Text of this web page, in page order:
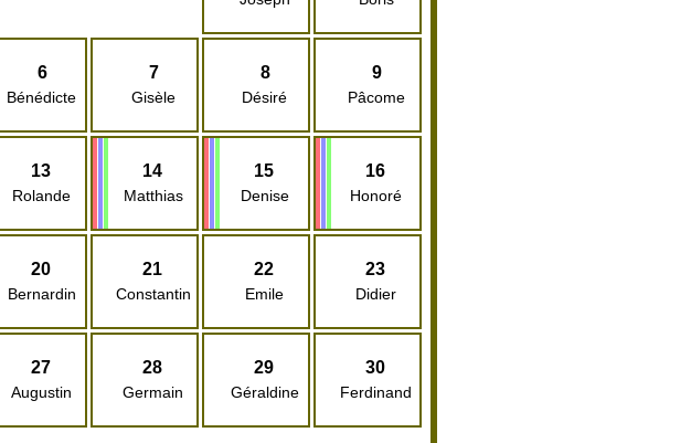
6
Bénédicte
7
Gisèle
8
Désiré
9
Pâcome
13
Rolande
14
Matthias
15
Denise
16
Honoré
20
Bernardin
21
Constantin
22
Emile
23
Didier
27
Augustin
28
Germain
29
Géraldine
30
Ferdinand